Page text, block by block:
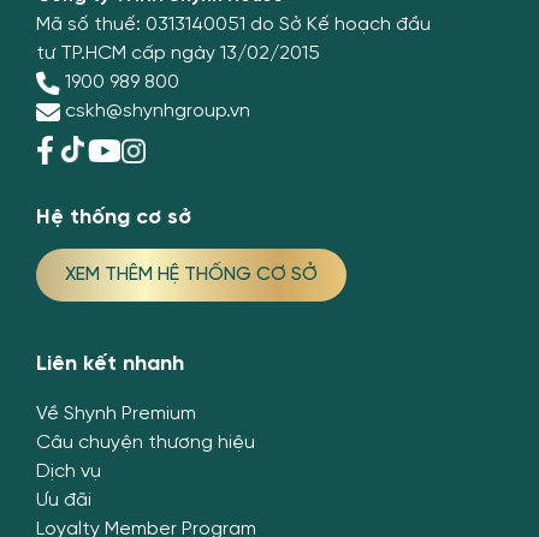
Mã số thuế: 0313140051 do Sở Kế hoạch đầu
tư TP.HCM cấp ngày 13/02/2015
1900 989 800
cskh@shynhgroup.vn
Hệ thống cơ sở
XEM THÊM HỆ THỐNG CƠ SỞ
Liên kết nhanh
Về Shynh Premium
Câu chuyện thương hiệu
Dịch vụ
Ưu đãi
Loyalty Member Program